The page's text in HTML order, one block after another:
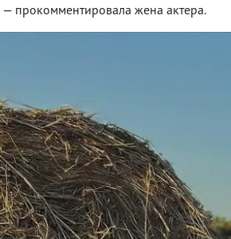
— прокомментировала жена актера.